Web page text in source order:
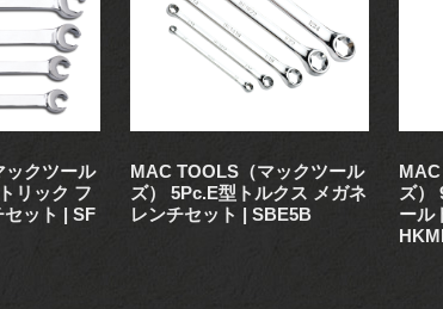
ックツール
リック フ
セット | SF
MAC TOOLS（マックツール
ズ） 5Pc.E型トルクス メガネ
レンチセット | SBE5B
ズ）
ール